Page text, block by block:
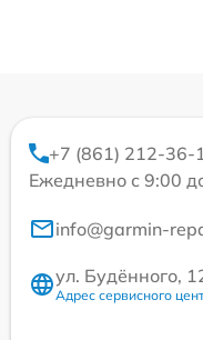
+7 (861) 212-36-
Ежедневно с 9:00
info@garmin-
ул. Будённого,
Адрес сервисного